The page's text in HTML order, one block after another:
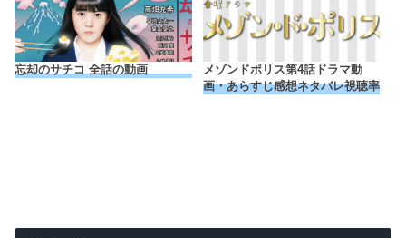
忘却のサチコ 全話の動画
メゾンドポリス第4話ドラマ動
画・あらすじ感想ネタバレ視聴率